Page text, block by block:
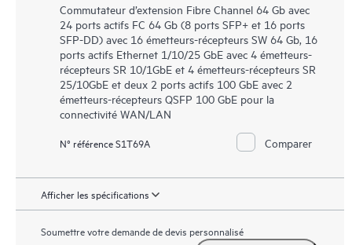
Commutateur d’extension Fibre Channel 64 Gb avec
24 ports actifs FC 64 Gb (8 ports SFP+ et 16 ports
SFP-DD) avec 16 émetteurs-récepteurs SW 64 Gb, 16
ports actifs Ethernet 1/10/25 GbE avec 4 émetteurs-
récepteurs SR 10/1GbE et 4 émetteurs-récepteurs SR
25/10GbE et deux 2 ports actifs 100 GbE avec 2
émetteurs-récepteurs QSFP 100 GbE pour la
connectivité WAN/LAN
N° référence S1T69A Comparer
Afficher les spécifications
Soumettre votre demande de devis personnalisé